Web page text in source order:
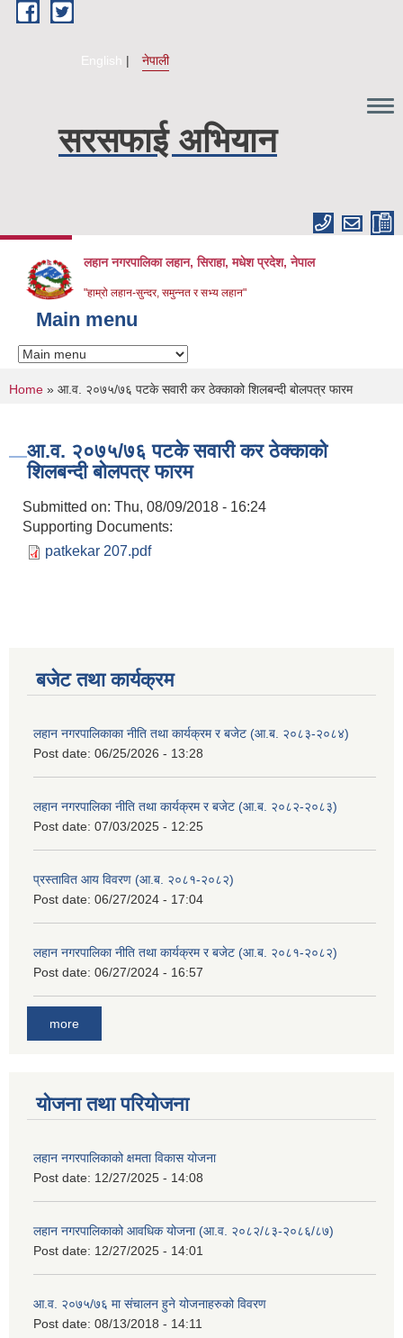
Skip to main content
English नेपाली
सरसफाई अभियान
लहान नगरपालिका लहान, सिराहा, मधेश प्रदेश, नेपाल
"हाम्रो लहान-सुन्दर, समुन्नत र सभ्य लहान"
Main menu
You are here
Home » आ.व. २०७५/७६ पटके सवारी कर ठेक्काको शिलबन्दी बोलपत्र फारम
आ.व. २०७५/७६ पटके सवारी कर ठेक्काको
शिलबन्दी बोलपत्र फारम
Submitted on: Thu, 08/09/2018 - 16:24
Supporting Documents:
patkekar 207.pdf
बजेट तथा कार्यक्रम
लहान नगरपालिकाका नीति तथा कार्यक्रम र बजेट (आ.ब. २०८३-२०८४)
Post date: 06/25/2026 - 13:28
लहान नगरपालिका नीति तथा कार्यक्रम र बजेट (आ.ब. २०८२-२०८३)
Post date: 07/03/2025 - 12:25
प्रस्तावित आय विवरण (आ.ब. २०८१-२०८२)
Post date: 06/27/2024 - 17:04
लहान नगरपालिका नीति तथा कार्यक्रम र बजेट (आ.ब. २०८१-२०८२)
Post date: 06/27/2024 - 16:57
more
योजना तथा परियोजना
लहान नगरपालिकाको क्षमता विकास योजना
Post date: 12/27/2025 - 14:08
लहान नगरपालिकाको आवधिक योजना (आ.व. २०८२/८३-२०८६/८७)
Post date: 12/27/2025 - 14:01
आ.व. २०७५/७६ मा संचालन हुने योजनाहरुको विवरण
Post date: 08/13/2018 - 14:11